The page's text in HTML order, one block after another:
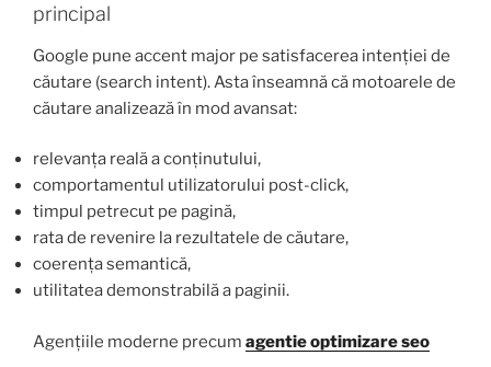
principal
Google pune accent major pe satisfacerea intenției de
căutare (search intent). Asta înseamnă că motoarele de
căutare analizează în mod avansat:
relevanța reală a conținutului,
comportamentul utilizatorului post-click,
timpul petrecut pe pagină,
rata de revenire la rezultatele de căutare,
coerența semantică,
utilitatea demonstrabilă a paginii.
Agențiile moderne precum agentie optimizare seo